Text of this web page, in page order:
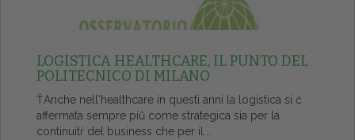
LOGISTICA HEALTHCARE, IL PUNTO DEL
POLITECNICO DI MILANO
ŤAnche nell'healthcare in questi anni la logistica si č
affermata sempre piů come strategica sia per la
continuitŕ del business che per il...